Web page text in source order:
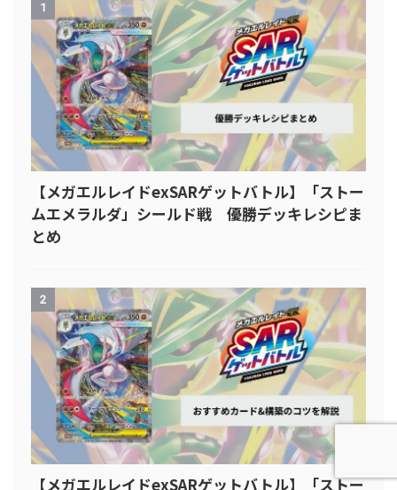
1
【メガエルレイドexSARゲットバトル】「ストー
ムエメラルダ」シールド戦 優勝デッキレシピま
とめ
2
【メガエルレイドexSARゲットバトル】「ストー